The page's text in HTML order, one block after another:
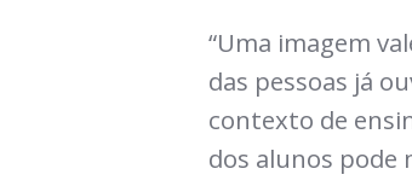
“Uma imagem
das pessoas já
contexto de
dos alunos pode